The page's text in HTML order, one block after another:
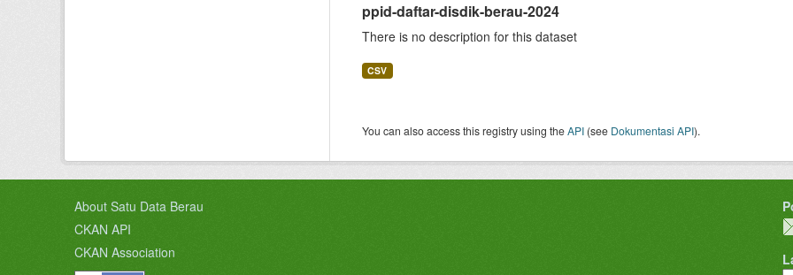
ppid-daftar-disdik-berau-2024
There is no description for this dataset
CSV
You can also access this registry using theAPI(see Dokumentasi API).
About Satu Data Berau
CKAN API
CKAN Association